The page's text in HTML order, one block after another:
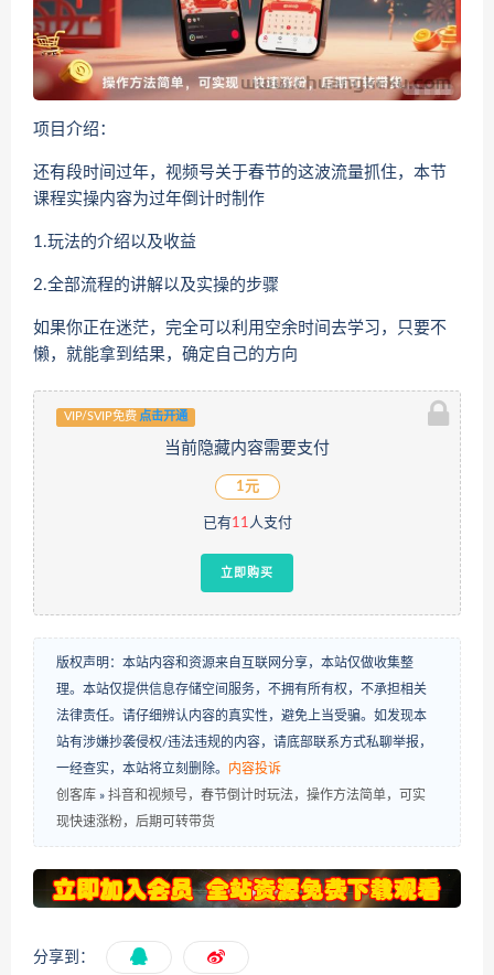
项目介绍：
还有段时间过年，视频号关于春节的这波流量抓住，本节
课程实操内容为过年倒计时制作
1.玩法的介绍以及收益
2.全部流程的讲解以及实操的步骤
如果你正在迷茫，完全可以利用空余时间去学习，只要不
懒，就能拿到结果，确定自己的方向
VIP/SVIP免费 点击开通
当前隐藏内容需要支付
1元
已有 11人支付
立即购买
版权声明：本站内容和资源来自互联网分享，本站仅做收集整
理。本站仅提供信息存储空间服务，不拥有所有权，不承担相关
法律责任。请仔细辨认内容的真实性，避免上当受骗。如发现本
站有涉嫌抄袭侵权/违法违规的内容，请底部联系方式私聊举报，
一经查实，本站将立刻删除。
内容投诉
创客库 » 抖音和视频号，春节倒计时玩法，操作方法简单，可实
现快速涨粉，后期可转带货
分享到：